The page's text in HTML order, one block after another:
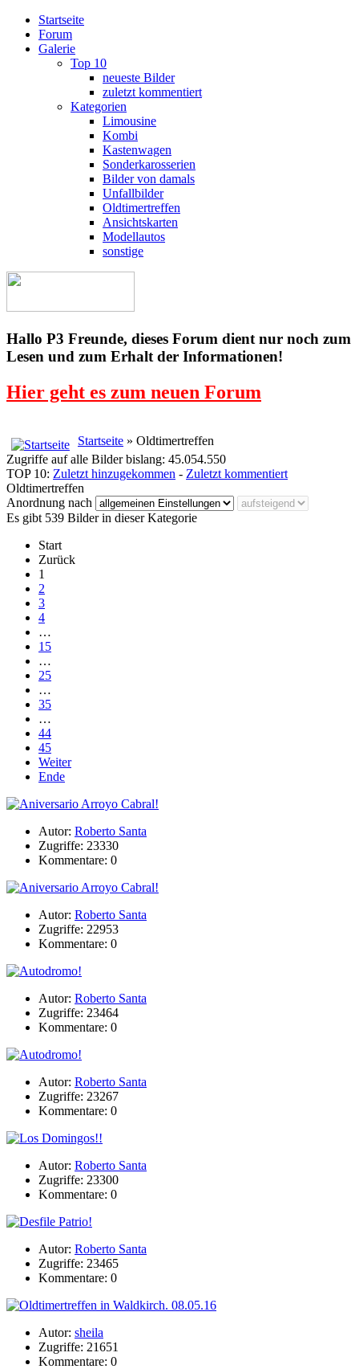
Startseite
Forum
Galerie
Top 10
neueste Bilder
zuletzt kommentiert
Kategorien
Limousine
Kombi
Kastenwagen
Sonderkarosserien
Bilder von damals
Unfallbilder
Oldtimertreffen
Ansichtskarten
Modellautos
sonstige
Hallo P3 Freunde, dieses Forum dient nur noch zum
Lesen und zum Erhalt der Informationen!
Hier geht es zum neuen Forum
Startseite » Oldtimertreffen
Zugriffe auf alle Bilder bislang: 45.054.550
TOP 10: Zuletzt hinzugekommen - Zuletzt kommentiert
Oldtimertreffen
Anordnung nach
Es gibt 539 Bilder in dieser Kategorie
Start
Zurück
1
2
3
4
…
15
…
25
…
35
…
44
45
Weiter
Ende
Autor: Roberto Santa
Zugriffe: 23330
Kommentare: 0
Autor: Roberto Santa
Zugriffe: 22953
Kommentare: 0
Autor: Roberto Santa
Zugriffe: 23464
Kommentare: 0
Autor: Roberto Santa
Zugriffe: 23267
Kommentare: 0
Autor: Roberto Santa
Zugriffe: 23300
Kommentare: 0
Autor: Roberto Santa
Zugriffe: 23465
Kommentare: 0
Autor: sheila
Zugriffe: 21651
Kommentare: 0